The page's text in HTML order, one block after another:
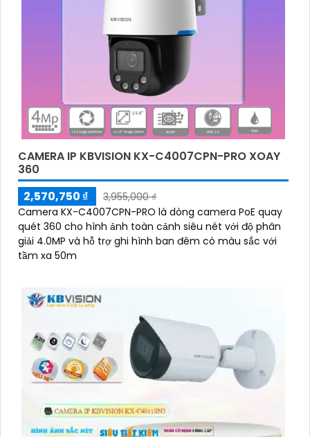
CAMERA IP KBVISION KX-C4007CPN-PRO XOAY
360
2,570,750 ₫
3,955,000 ₫
Camera KX-C4007CPN-PRO là dòng camera PoE quay
quét 360 cho hình ảnh toàn cảnh siêu nét với độ phân
giải 4.0MP và hỗ trợ ghi hình ban đêm có màu sắc với
tầm xa 50m